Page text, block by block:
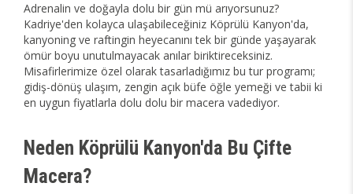
Adrenalin ve doğayla dolu bir gün mü arıyorsunuz?
Kadriye'den kolayca ulaşabileceğiniz Köprülü Kanyon'da,
kanyoning ve raftingin heyecanını tek bir günde yaşayarak
ömür boyu unutulmayacak anılar biriktireceksiniz.
Misafirlerimize özel olarak tasarladığımız bu tur programı;
gidiş-dönüş ulaşım, zengin açık büfe öğle yemeği ve tabii ki
en uygun fiyatlarla dolu dolu bir macera vadediyor.
Neden Köprülü Kanyon'da Bu Çifte
Macera?